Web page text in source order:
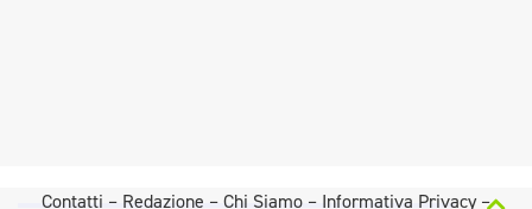
Contatti – Redazione –Chi Siamo – Informativa Privacy–